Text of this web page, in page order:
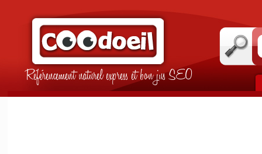
Référencement naturel express et bon jus SEO